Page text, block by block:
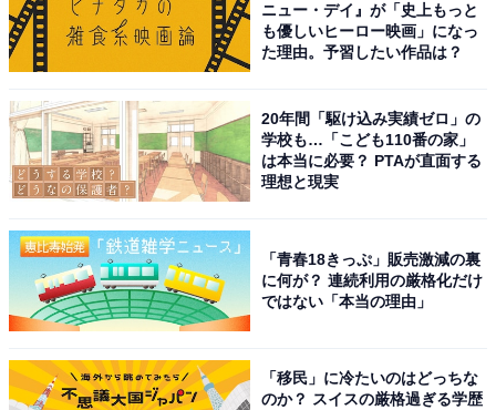
ニュー・デイ』が「史上もっと
も優しいヒーロー映画」になっ
た理由。予習したい作品は？
20年間「駆け込み実績ゼロ」の
学校も…「こども110番の家」
は本当に必要？ PTAが直面する
理想と現実
「青春18きっぷ」販売激減の裏
に何が？ 連続利用の厳格化だけ
ではない「本当の理由」
「移民」に冷たいのはどっちな
のか？ スイスの厳格過ぎる学歴